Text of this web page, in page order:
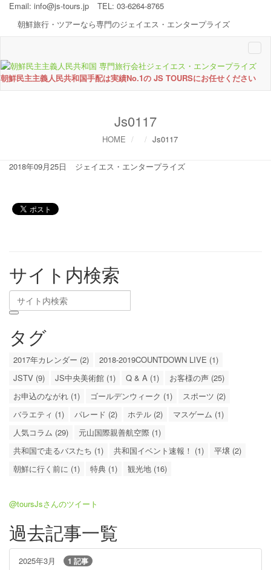
Email: info@js-tours.jp
TEL: 03-6264-8765
朝鮮旅行・ツアーなら専門のジェイエス・エンタープライズ
朝鮮民主主義人民共和国手配は実績No.1の JS TOURSにお任せください
Js0117
HOME Js0117
2018年09月25日 ジェイエス・エンタープライズ
サイト内検索
タグ
2017年カレンダー (2)
2018-2019COUNTDOWN LIVE (1)
JSTV (9)
JS中央美術館 (1) Q & A (1)
お客様の声 (25)
お申込のながれ (1)
ゴールデンウィーク (1)
スポーツ (2)
バラエティ (1)
パレード (2) ホテル (2)
マスゲーム (1)
人気コラム (29)
元山国際親善航空際 (1)
共和国で走るバスたち (1)
共和国イベント速報！ (1)
平壌 (2)
朝鮮に行く前に (1)
特典 (1) 観光地 (16)
@toursJsさんのツイート
過去記事一覧
2025年3月 1 記事